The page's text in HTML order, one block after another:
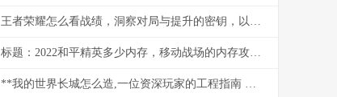
王者荣耀怎么看战绩，洞察对局与提升的密钥，以数据为镜照见成长之路
标题：2022和平精英多少内存，移动战场的内存攻防战
**我的世界长城怎么造,一位资深玩家的工程指南 副标题,从规划到竣工的完整心得**